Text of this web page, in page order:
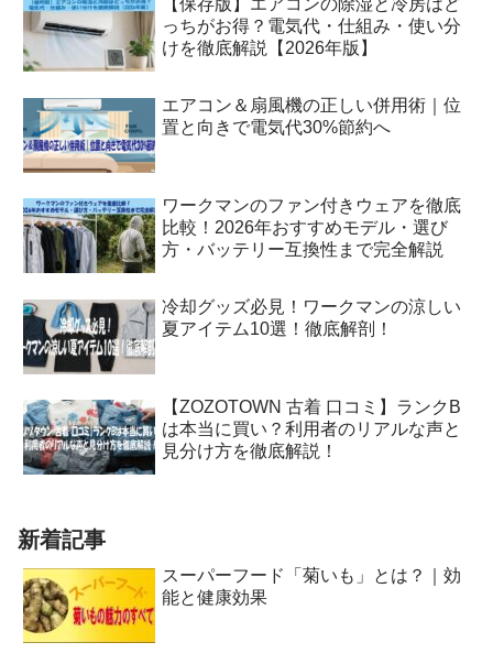
【保存版】エアコンの除湿と冷房はど
っちがお得？電気代・仕組み・使い分
けを徹底解説【2026年版】
エアコン＆扇風機の正しい併用術｜位
置と向きで電気代30%節約へ
ワークマンのファン付きウェアを徹底
比較！2026年おすすめモデル・選び
方・バッテリー互換性まで完全解説
冷却グッズ必見！ワークマンの涼しい
夏アイテム10選！徹底解剖！
【ZOZOTOWN 古着 口コミ】ランクB
は本当に買い？利用者のリアルな声と
見分け方を徹底解説！
新着記事
スーパーフード「菊いも」とは？｜効
能と健康効果